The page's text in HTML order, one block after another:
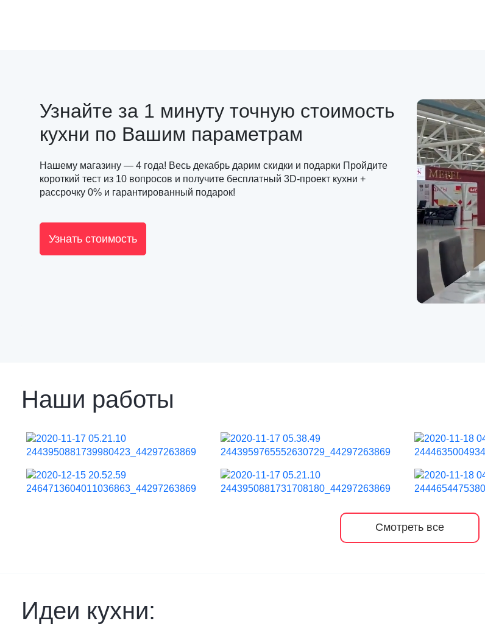
Узнайте за 1 минуту точную стоимость
кухни по Вашим параметрам
Нашему магазину — 4 года! Весь декабрь дарим скидки и подарки Пройдите
короткий тест из 10 вопросов и получите бесплатный 3D-проект кухни +
рассрочку 0% и гарантированный подарок!
Узнать стоимость
Наши работы
Смотреть все
Идеи кухни: